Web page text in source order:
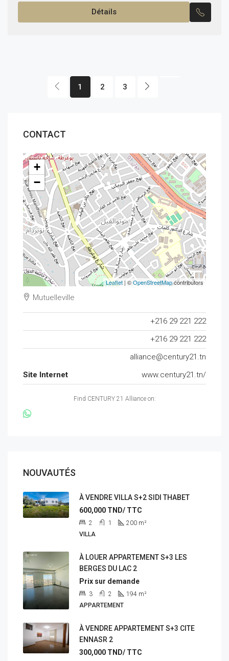
Détails
1 2 3
CONTACT
+
−
Leaflet | ©OpenStreetMapcontributors
Mutuelleville
+216 29 221 222
+216 29 221 222
alliance@century21.tn
Site Internet
www.century21.tn/
Find CENTURY 21 Alliance on:
NOUVAUTÉS
À VENDRE VILLA S+2 SIDI THABET
600,000 TND/ TTC
2 1 200 m²
VILLA
À LOUER APPARTEMENT S+3 LES
BERGES DU LAC 2
Prix sur demande
3 2 194 m²
APPARTEMENT
À VENDRE APPARTEMENT S+3 CITE
ENNASR 2
300,000 TND/ TTC